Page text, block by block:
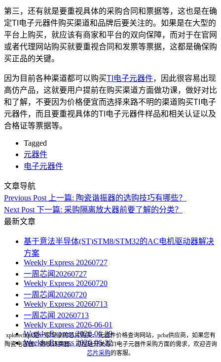
第三，还有就是要重视具体的采购合同和票据等，这也是在确
定TI电子元器件购买渠道和品牌后要关注的。如果是在大型的
平台上购买，就应该有商家和平台的双向保障，而对于在官网
或者代理网站购买就要重视合同和发票等票据，这都是确保购
买正品的关键。
因为目前各种渠道都可以购买TI电子元器件，因此很容易出现
高仿产品，这就要用户提前在购买渠道方面做功课，做好对比
和了解，不要因为价格便宜而选择来路不明的渠道购买TI电子
元器件，而且要重视具体的TI电子元器件样品和相关认证以及
合格证等票据等。
Tagged
元器件
电子元器件
文章导航
Previous Post 上一篇: 陶瓷谐振器的选购技巧有哪些？
Next Post 下一篇: 采购隔离放大器前要了解的分类？
最新文章
基于意法半导体(ST)STM8/STM32的AC电机驱动器解决
方案
Weekly Express 20260727
一周芯闻20260727
Weekly Express 20260720
一周芯闻20260720
Weekly Express 20260713
一周芯闻 20260713
Weekly Express 2026-06-01
Weekly Express 2026-06-29
Weekly Express 2026-06-22
xplorechips是一家专业的芯片购买、元器件价格查询网站，pcba供应商，如果您有
陶瓷电容器、数模转换器、可控硅开关等TI电子元器件采购方面的需求，欢迎咨询
芯片采购的客服。